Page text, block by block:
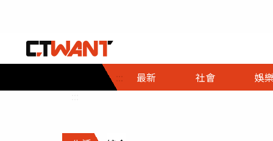
::: 最新 社會
社會首頁
時事
調查
娛樂
娛樂首頁
即時
財經首頁
熱線
政